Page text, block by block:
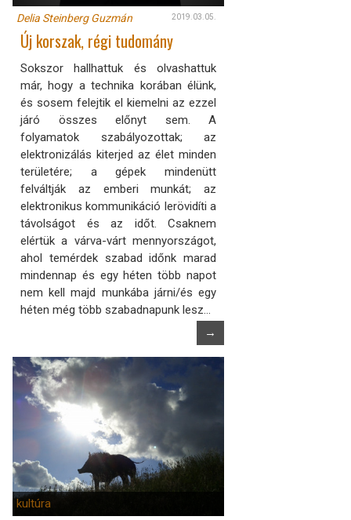
Delia Steinberg Guzmán 2019.03.05.
Új korszak, régi tudomány
Sokszor hallhattuk és olvashattuk
már, hogy a technika korában élünk,
és sosem felejtik el kiemelni az ezzel
járó összes előnyt sem. A
folyamatok szabályozottak; az
elektronizálás kiterjed az élet minden
területére; a gépek mindenütt
felváltják az emberi munkát; az
elektronikus kommunikáció lerövidíti a
távolságot és az időt. Csaknem
elértük a várva-várt mennyországot,
ahol temérdek szabad időnk marad
mindennap és egy héten több napot
nem kell majd munkába járni/és egy
héten még több szabadnapunk lesz…
→
kultúra